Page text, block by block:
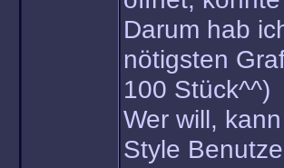
Darum hab
nötigsten
100 Stück^^)
Wer will,
Style